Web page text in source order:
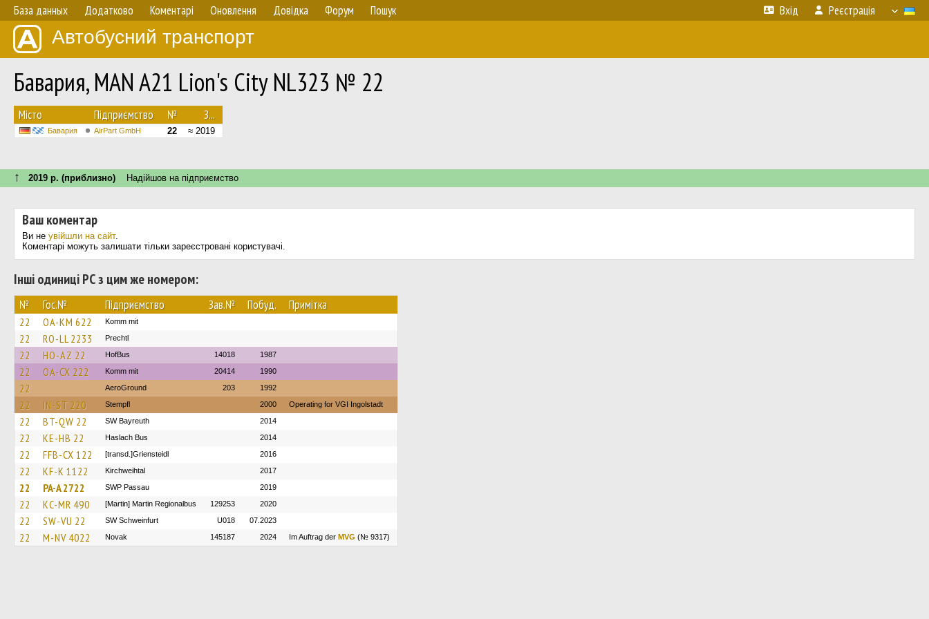
База данных Додатково Коментарі Оновлення Довідка Форум Пошук Вхід Реєстрація
Автобусний транспорт
Бавария, MAN A21 Lion's City NL323 № 22
Мiсто Підприємство № З...
Бавария AirPart GmbH 22 ≈ 2019
↑ 2019 р. (приблизно) Надійшов на підприємство
Ваш коментар
Ви не увійшли на сайт.
Коментарі можуть залишати тільки зареєстровані користувачі.
Інші одиниці РС з цим же номером:
№ Гос.№ Підприємство Зав.№ Побуд. Примітка
22 OA-KM 622 Komm mit
22 RO-LL 2233 Prechtl
22 HO-AZ 22 HofBus 14018 1987
22 OA-CX 222 Komm mit 20414 1990
22 AeroGround 203 1992
22 IN-ST 220 Stempfl 2000 Operating for VGI Ingolstadt
22 BT-QW 22 SW Bayreuth 2014
22 KE-HB 22 Haslach Bus 2014
22 FFB-CX 122 [transd.]Griensteidl 2016
22 KF-K 1122 Kirchweihtal 2017
22 PA-A 2722 SWP Passau 2019
22 KC-MR 490 [Martin] Martin Regionalbus 129253 2020
22 SW-VU 22 SW Schweinfurt U018 07.2023
22 M-NV 4022 Novak 145187 2024 Im Auftrag der MVG (№ 9317)